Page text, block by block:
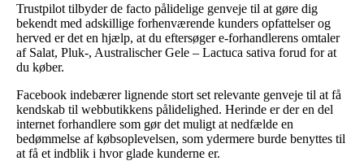
Trustpilot tilbyder de facto pålidelige genveje til at gøre dig
bekendt med adskillige forhenværende kunders opfattelser og
herved er det en hjælp, at du eftersøger e-forhandlerens omtaler
af Salat, Pluk-, Australischer Gele – Lactuca sativa forud for at
du køber.
Facebook indebærer lignende stort set relevante genveje til at få
kendskab til webbutikkens pålidelighed. Herinde er der en del
internet forhandlere som gør det muligt at nedfælde en
bedømmelse af købsoplevelsen, som ydermere burde benyttes til
at få et indblik i hvor glade kunderne er.